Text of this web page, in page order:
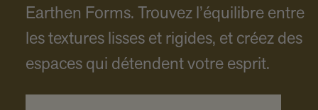
Earthen Forms. Trouvez l’équilibre entre
les textures lisses et rigides, et créez des
espaces qui détendent votre esprit.